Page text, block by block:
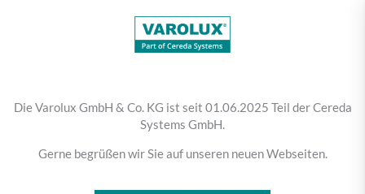
Die Varolux GmbH & Co. KG ist seit 01.06.2025 Teil der Cereda
Systems GmbH.
Gerne begrüßen wir Sie auf unseren neuen Webseiten.